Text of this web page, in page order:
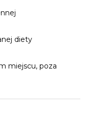
diety
miejscu, poza